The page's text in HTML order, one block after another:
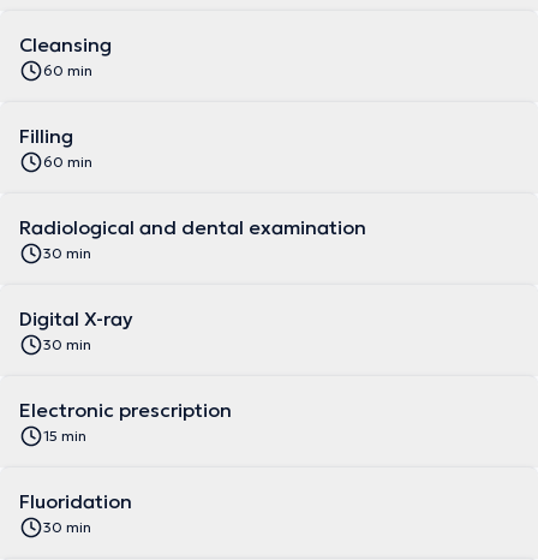
Cleansing
60 min
Filling
60 min
Radiological and dental examination
30 min
Digital X-ray
30 min
Electronic prescription
15 min
Fluoridation
30 min